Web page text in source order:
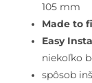
čierna105 mm
Made to
Easy
niekoľko
spôsob